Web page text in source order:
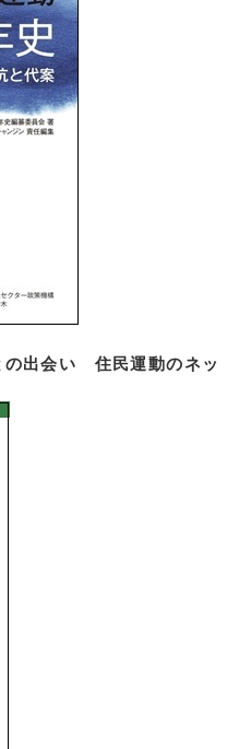
出会い 住民運動のネッ